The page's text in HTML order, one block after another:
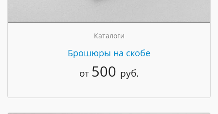
Каталоги
Брошюры на скобе
от 500 руб.